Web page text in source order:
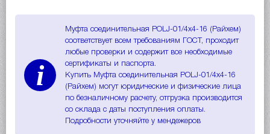
i
Муфта соединительная POLJ-01/4x4-16 (Райхем)
соответствует всем требованиям ГОСТ, проходит
любые проверки и содержит все необходимые
сертификаты и паспорта.
Купить Муфта соединительная POLJ-01/4x4-16
(Райхем) могут юридические и физические лица
по безналичному расчету, отгрузка производится
со склада с даты поступления оплаты.
Подробности уточняйте у мендежеров